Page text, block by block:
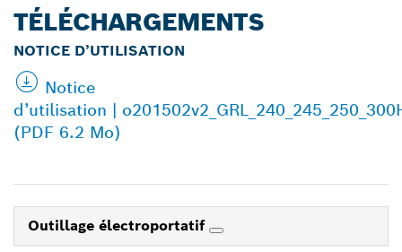
TÉLÉCHARGEMENTS
NOTICE D’UTILISATION
Notice
d’utilisation |
(PDF 6.2 Mo)
Outillage électroportatif